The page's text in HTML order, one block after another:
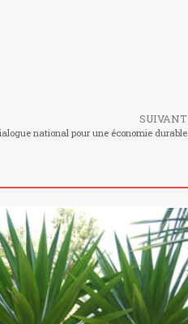
SUIVANT
national pour une économie durable